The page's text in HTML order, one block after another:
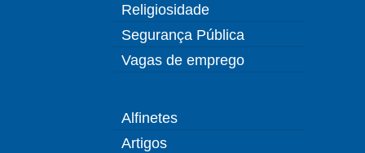
Religiosidade
Segurança Pública
Vagas de emprego
Alfinetes
Artigos